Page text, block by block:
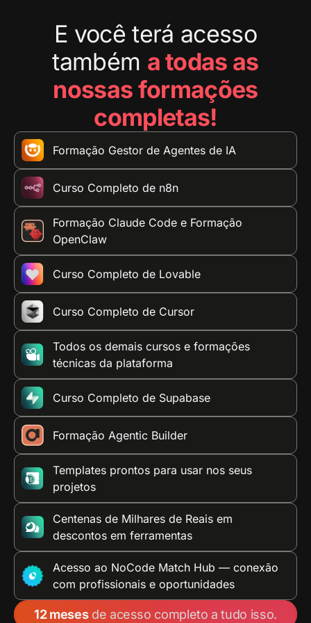
E você terá acesso
também a todas as
nossas formações
completas!
Formação Gestor de Agentes de IA
Curso Completo de n8n
Formação Claude Code e Formação
OpenClaw
Curso Completo de Lovable
Curso Completo de Cursor
Todos os demais cursos e formações
técnicas da plataforma
Curso Completo de Supabase
Formação Agentic Builder
Templates prontos para usar nos seus
projetos
Centenas de Milhares de Reais em
descontos em ferramentas
Acesso ao NoCode Match Hub — conexão
com profissionais e oportunidades
12 mesesde acesso completo a tudo isso.